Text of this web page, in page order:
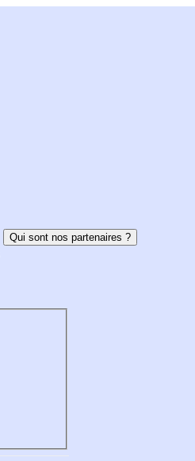
Qui sont nos partenaires ?